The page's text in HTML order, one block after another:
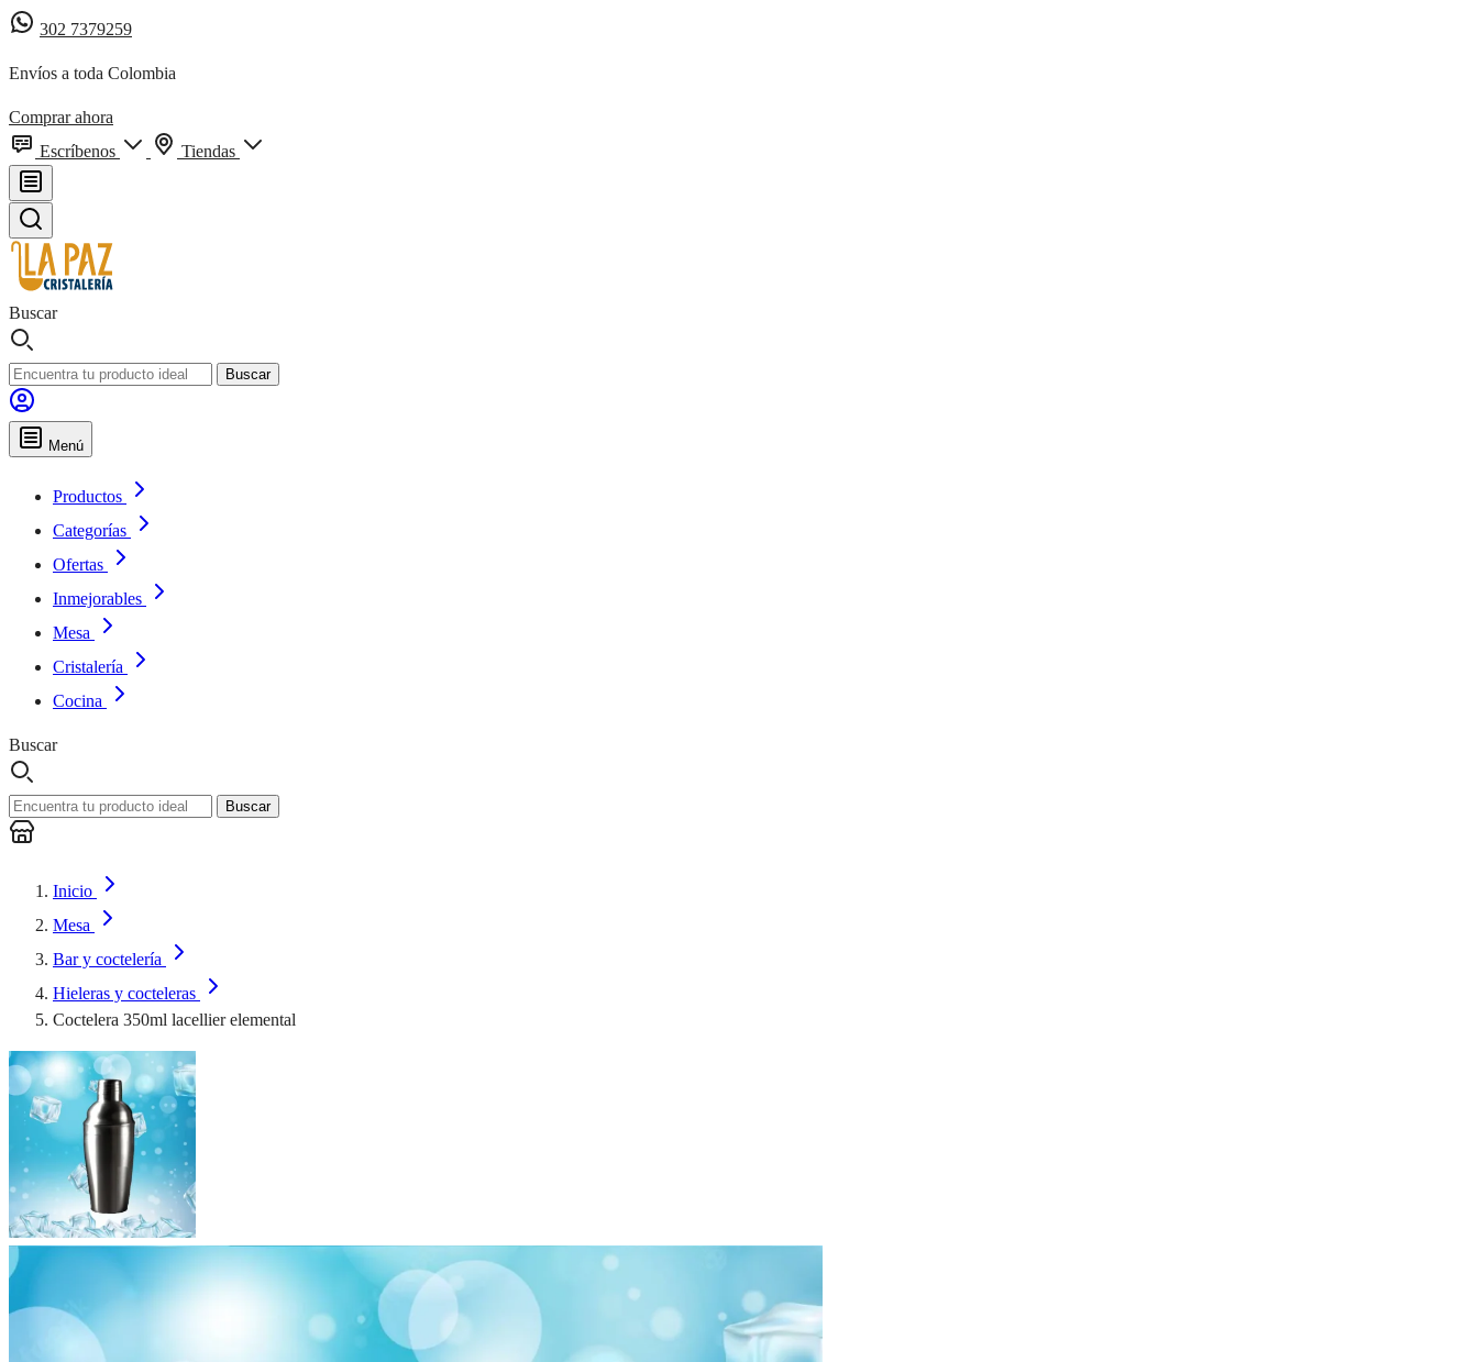
302 7379259
Envíos a toda Colombia
Comprar ahora
Escríbenos
Tiendas
Buscar
Buscar
Menú
Productos
Categorías
Ofertas
Inmejorables
Mesa
Cristalería
Cocina
Buscar
Buscar
Inicio
Mesa
Bar y coctelería
Hieleras y cocteleras
Coctelera 350ml lacellier elemental